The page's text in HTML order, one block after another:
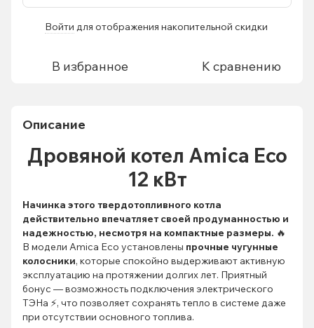
Войти для отображения накопительной скидки
В избранное К сравнению
Описание
Дровяной котел Amica Eco
12 кВт
Начинка этого твердотопливного котла
действительно впечатляет своей продуманностью и
надежностью, несмотря на компактные размеры. 🔥
В модели Amica Eco установлены прочные чугунные
колосники, которые спокойно выдерживают активную
эксплуатацию на протяжении долгих лет. Приятный
бонус — возможность подключения электрического
ТЭНа ⚡, что позволяет сохранять тепло в системе даже
при отсутствии основного топлива.